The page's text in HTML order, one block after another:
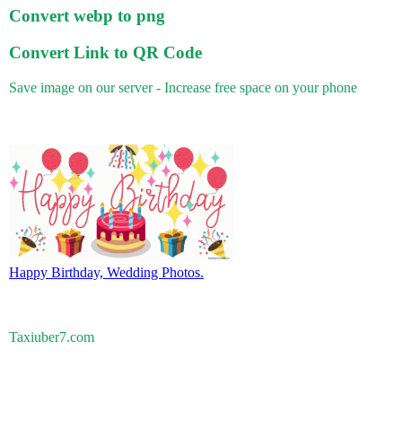
Convert webp to png
Convert Link to QR Code
Save image on our server - Increase free space on your phone
Happy Birthday, Wedding Photos.
Taxiuber7.com